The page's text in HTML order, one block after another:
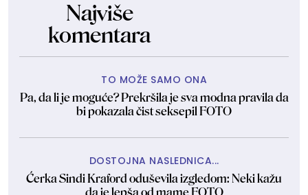
Najviše
komentara
TO MOŽE SAMO ONA
Pa, da li je moguće? Prekršila je sva modna pravila da
bi pokazala čist seksepil FOTO
DOSTOJNA NASLEDNICA...
Ćerka Sindi Kraford oduševila izgledom: Neki kažu